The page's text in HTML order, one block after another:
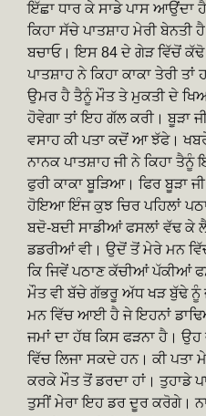
ਇੱਛਾ ਧਾਰ ਕੇ ਸਾਡੇ ਪਾਸ ਆਉਂਦਾ
ਕਿਹਾ ਸੱਚੇ ਪਾਤਸ਼ਾਹ ਮੇਰੀ
ਬਚਾਓ। ਇਸ 84 ਦੇ ਗੇੜ ਵਿੱਚੋਂ ਕੱਢੋ
ਪਾਤਸ਼ਾਹ ਨੇ ਕਿਹਾ ਕਾਕਾ ਤੇਰੀ
ਉਮਰ ਹੈ ਤੈਨੂੰ ਮੌਤ ਤੇ ਮੁਕਤੀ ਦੇ
ਹੋਵੇਗਾ ਤਾਂ ਇਹ ਗੱਲ ਕਰੀ। ਬੂੜਾ
ਵਸਾਹ ਕੀ ਪਤਾ ਕਦੋਂ ਆ ਝੱਫੇ। ਖਬਰੇ
ਨਾਨਕ ਪਾਤਸ਼ਾਹ ਜੀ ਨੇ ਕਿਹਾ
ਫੁਰੀ ਕਾਕਾ ਬੂੜਿਆ। ਫਿਰ ਬੂੜਾ
ਹੋਇਆ ਇੰਜ ਕੁਝ ਚਿਰ ਪਹਿਲਾਂ
ਬਦੋ-ਬਦੀ ਸਾਡੀਆਂ ਫਸਲਾਂ ਵੱਢ ਕੇ
ਡਡਰੀਆਂ ਵੀ। ਉਦੋਂ ਤੋਂ ਮੇਰੇ ਮਨ
ਕਿ ਜਿਵੇਂ ਪਠਾਣ ਕੱਚੀਆਂ ਪੱਕੀਆਂ
ਮੌਤ ਵੀ ਬੱਚੇ ਗੱਭਰੂ ਅੱਧ ਖੜ ਬੁੱਢੇ
ਮਨ ਵਿੱਚ ਆਈ ਹੈ ਜੇ ਇਹਨਾਂ
ਜਮਾਂ ਦਾ ਹੱਥ ਕਿਸ ਫੜਨਾ ਹੈ।
ਵਿੱਚ ਲਿਜਾ ਸਕਦੇ ਹਨ। ਕੀ ਪਤਾ
ਕਰਕੇ ਮੌਤ ਤੋਂ ਡਰਦਾ ਹਾਂ। ਤੁਹਾਡੇ
ਤੁਸੀਂ ਮੇਰਾ ਇਹ ਡਰ ਦੂਰ ਕਰੋਗੇ।